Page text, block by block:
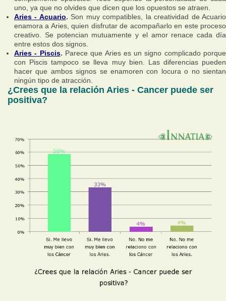
uno, ya que no olvides que dicen que los opuestos se atraen.
Aries - Acuario. Son muy compatibles, la creatividad de Acuario
enamora a Aries, quien disfrutar de acompañarlo en este proceso
creativo. Se potencian mutuamente y el amor renace cada día
entre estos dos signos.
Aries - Piscis. Parece que Aries es un signo complicado porque
con Piscis tampoco se lleva muy bien. Las diferencias pueden
hacer que ambos signos se enamoren con locura o no sientan
ningún tipo de atracción.
¿Crees que la relación Aries - Cancer puede ser
positiva?